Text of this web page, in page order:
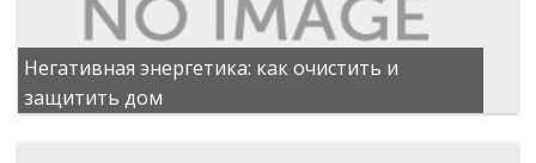
Негативная энергетика: как очистить и
защитить дом